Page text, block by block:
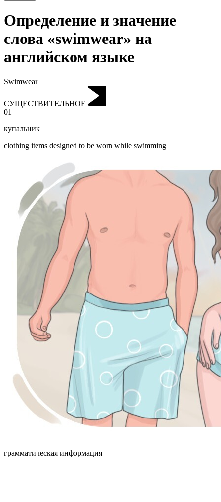
Определение и значение
слова «swimwear» на
английском языке
Swimwear
СУЩЕСТВИТЕЛЬНОЕ
01
купальник
clothing items designed to be worn while swimming
грамматическая информация